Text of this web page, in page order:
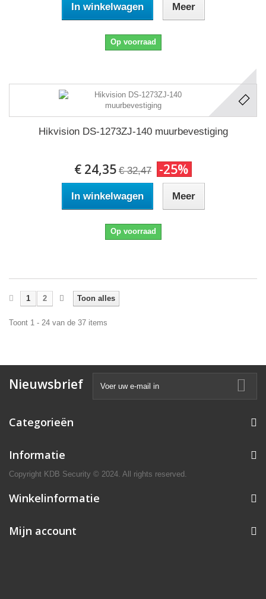
In winkelwagen Meer
Op voorraad
Hikvision DS-1273ZJ-140 muurbevestiging
€ 24,35 € 32,47 -25%
In winkelwagen Meer
Op voorraad
Toon alles
1 2
Toont 1 - 24 van de 37 items
Nieuwsbrief
Categorieën
Informatie
Copyright KDB Security © 2024. All rights reserved.
Winkelinformatie
Mijn account